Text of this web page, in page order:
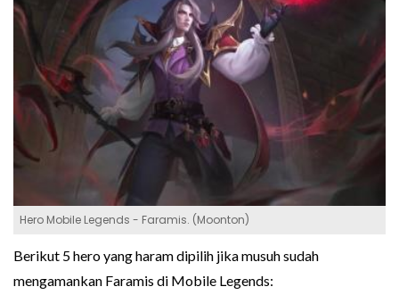
Hero Mobile Legends - Faramis. (Moonton)
Berikut 5 hero yang haram dipilih jika musuh sudah
mengamankan Faramis di Mobile Legends: